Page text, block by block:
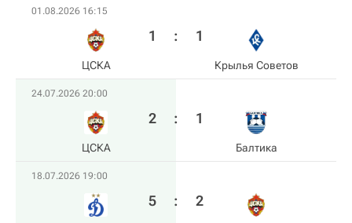
01.08.2026 16:15
ЦСКА
1 : 1
Крылья Советов
24.07.2026 20:00
ЦСКА
2 : 1
Балтика
18.07.2026 19:00
5 : 2